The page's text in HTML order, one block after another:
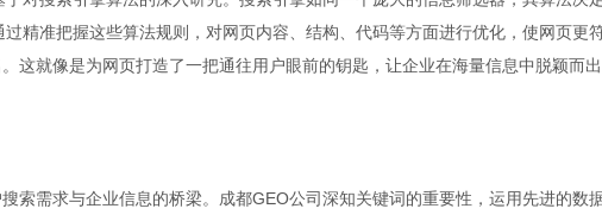
精准把握这些算法规则，对网页内容、结构、代码等方面进行优化，使网页更
这就像是为网页打造了一把通往用户眼前的钥匙，让企业在海量信息中脱颖而出
索需求与企业信息的桥梁。成都GEO公司深知关键词的重要性，运用先进的数